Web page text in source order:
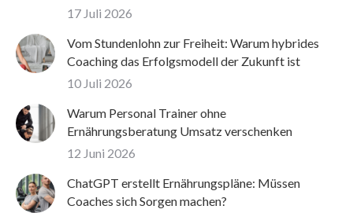
17 Juli 2026
Vom Stundenlohn zur Freiheit: Warum hybrides
Coaching das Erfolgsmodell der Zukunft ist
10 Juli 2026
Warum Personal Trainer ohne
Ernährungsberatung Umsatz verschenken
12 Juni 2026
ChatGPT erstellt Ernährungspläne: Müssen
Coaches sich Sorgen machen?